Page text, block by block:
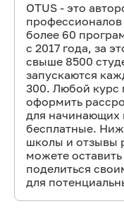
OTUS - это
более 60
с 2017 года, за
свыше 8500
запускаются
300. Любой курс
оформить
для начинающих
бесплатные.
школы и отзывы
можете
поделиться
для